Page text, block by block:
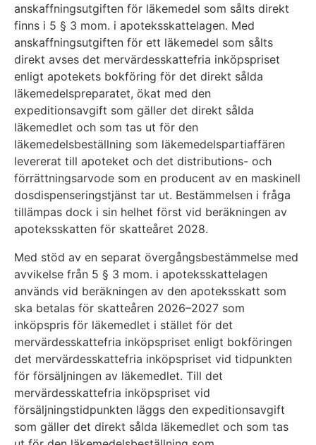
anskaffningsutgiften för läkemedel som sålts direkt
finns i 5 § 3 mom. i apoteksskattelagen. Med
anskaffningsutgiften för ett läkemedel som sålts
direkt avses det mervärdesskattefria inköpspriset
enligt apotekets bokföring för det direkt sålda
läkemedelspreparatet, ökat med den
expeditionsavgift som gäller det direkt sålda
läkemedlet och som tas ut för den
läkemedelsbeställning som läkemedelspartiaffären
levererat till apoteket och det distributions- och
förrättningsarvode som en producent av en maskinell
dosdispenseringstjänst tar ut. Bestämmelsen i fråga
tillämpas dock i sin helhet först vid beräkningen av
apoteksskatten för skatteåret 2028.
Med stöd av en separat övergångsbestämmelse med
avvikelse från 5 § 3 mom. i apoteksskattelagen
används vid beräkningen av den apoteksskatt som
ska betalas för skatteåren 2026–2027 som
inköpspris för läkemedlet i stället för det
mervärdesskattefria inköpspriset enligt bokföringen
det mervärdesskattefria inköpspriset vid tidpunkten
för försäljningen av läkemedlet. Till det
mervärdesskattefria inköpspriset vid
försäljningstidpunkten läggs den expeditionsavgift
som gäller det direkt sålda läkemedlet och som tas